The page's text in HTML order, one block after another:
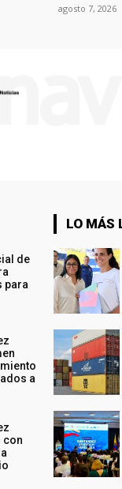
agosto 7, 2026
de
para
a
con
LO MÁS